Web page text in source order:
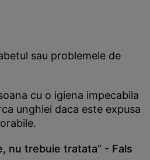
sau problemele de
cu o igiena impecabila
unghiei daca este expusa
nu trebuie tratata” - Fals